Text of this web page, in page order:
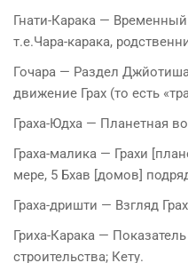
Гнати-Карака — Временный
т.е.Чара-карака,
Гочара — Раздел
движение Грах (то есть
Граха-Юдха — Планетная
Граха-малика — Грахи
мере, 5 Бхав [домов]
Граха-дришти — Взгляд
Гриха-Карака —
строительства; Кету.